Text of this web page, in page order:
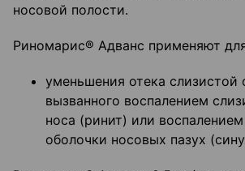
носовой полости.
Риномарис® Адванс применяют
уменьшения отека слизистой
вызванного воспалением
носа (ринит) или
оболочки носовых пазух